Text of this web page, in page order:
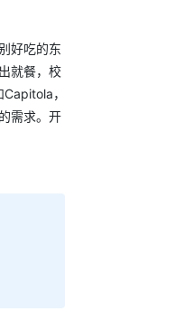
好吃的东
就餐，校
，
需求。开